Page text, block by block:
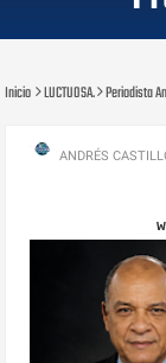
Inicio LUCTUOSA. Periodista
ANDRÉS